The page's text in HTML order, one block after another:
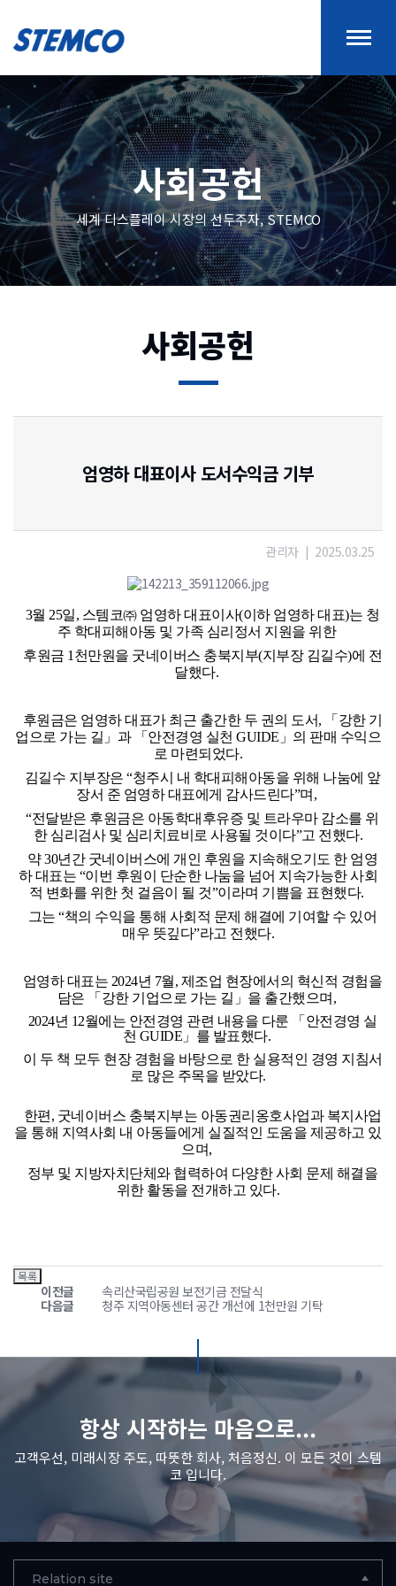
사회공헌
세계 디스플레이 시장의 선두주자, STEMCO
사회공헌
엄영하 대표이사 도서수익금 기부
관리자 | 2025.03.25
3월 25일, 스템코㈜ 엄영하 대표이사(이하 엄영하 대표)는 청
주 학대피해아동 및 가족 심리정서 지원을 위한
후원금 1 천만원을 굿네이버스 충북지부(지부장 김길수)에 전
달했다.
후원금은 엄영하 대표가 최근 출간한 두 권의 도서,
「강한 기
업으로 가는 길」과 「안전경영 실천 GUIDE 」의 판매 수익으
로 마련되었다.
김길수 지부장은 “청주시 내 학대피해아동을 위해 나눔에 앞
장서 준 엄영하 대표에게 감사드린다”며 ,
“전달받은 후원금은 아동학대후유증 및 트라우마 감소를 위
한 심리검사 및 심리치료비로 사용될 것이다”고 전했다.
약30년간 굿네이버스에 개인 후원을 지속해오기도 한 엄영
하 대표는 “이번 후원이 단순한 나눔을 넘어 지속가능한 사회
적 변화를 위한 첫 걸음이 될 것”이라며 기쁨을 표현했다.
그는 “책의 수익을 통해 사회적 문제 해결에 기여할 수 있어
매우 뜻깊다”라고 전했다.
엄영하 대표는 2024년 7월, 제조업 현장에서의 혁신적 경험을
담은 「강한 기업으로 가는 길」을 출간했으며 ,
2024년 12월에는 안전경영 관련 내용을 다룬 「안전경영 실
천 GUIDE 」를 발표했다.
이 두 책 모두 현장 경험을 바탕으로 한 실용적인 경영 지침서
로 많은 주목을 받았다.
한편 , 굿네이버스 충북지부는 아동권리옹호사업과 복지사업
을 통해 지역사회 내 아동들에게 실질적인 도움을 제공하고 있
으며,
정부 및 지방자치단체와 협력하여 다양한 사회 문제 해결을
위한 활동을 전개하고 있다.
이전글
속리산국립공원 보전기금 전달식
다음글
청주 지역아동센터 공간 개선에 1천만원 기탁
항상 시작하는 마음으로...
고객우선, 미래시장 주도, 따뜻한 회사, 처음정신. 이 모든 것이 스템
코 입니다.
Relation site